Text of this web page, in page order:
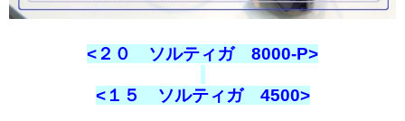
<２０ ソルティガ 8000-P>
<１５ ソルティガ 4500>